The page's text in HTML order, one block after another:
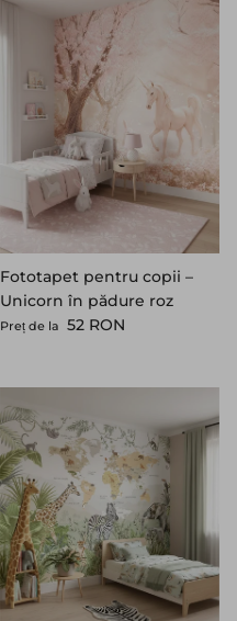
Fototapet pentru copii –
Unicorn în pădure roz
Preț standard
Preț de la 52 RON